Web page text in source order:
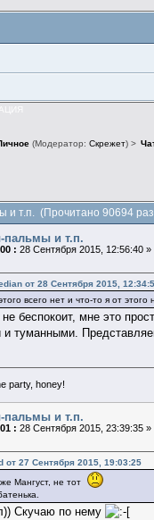
(Модератор:Скрежет) >
и т.п. (Прочитано 90694
пальмы и т.п.
: 28 Сентября 2015, 12:56:40 »
от 28 Сентября 2015,
всего нет и что-то я от этого
беспокоит, мне это
туманными.
party, honey!
пальмы и т.п.
: 28 Сентября 2015, 23:39:35 »
от 27 Сентября 2015, 19:03:25
Мангуст, не тот
Скучаю по нему